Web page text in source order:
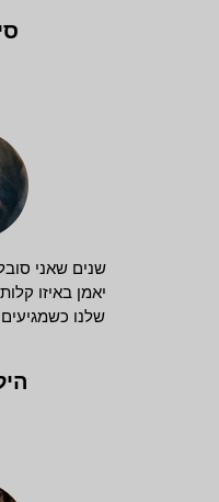
שנים שאני
יאמן באיזו
שלנו